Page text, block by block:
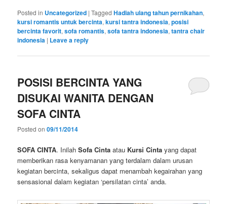
Posted in Uncategorized |Tagged Hadiah ulang tahun pernikahan,
kursi romantis untuk bercinta,kursi tantra indonesia,posisi
bercinta favorit,sofa romantis,sofa tantra indonesia,tantra chair
indonesia | Leave a reply
POSISI BERCINTA YANG
DISUKAI WANITA DENGAN
SOFA CINTA
Posted on09/11/2014
SOFA CINTA. InilahSofa Cinta atau Kursi Cinta yang dapat
memberikan rasa kenyamanan yang terdalam dalam urusan
kegiatan bercinta, sekaligus dapat menambah kegairahan yang
sensasional dalam kegiatan ‘persilatan cinta’ anda.